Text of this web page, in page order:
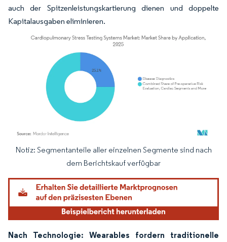
auch der Spitzenleistungskartierung dienen und doppelte
Kapitalausgaben eliminieren.
Bild © Mordor Intelligence. Wiederverwendung erfordert Namensnennung
Notiz: Segmentanteile aller einzelnen Segmente sind nach
dem Berichtskauf verfügbar
Nach Technologie: Wearables fordern traditionelle